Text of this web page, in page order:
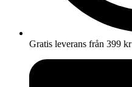
Gratis leverans från 399 kr